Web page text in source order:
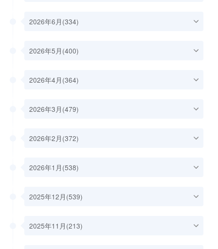
2026年6月(334)
2026年5月(400)
2026年4月(364)
2026年3月(479)
2026年2月(372)
2026年1月(538)
2025年12月(539)
2025年11月(213)